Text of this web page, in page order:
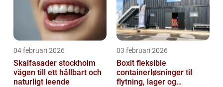
04 februari 2026
Skalfasader stockholm
vägen till ett hållbart och
naturligt leende
03 februari 2026
Boxit fleksible
containerløsninger til
flytning, lager og